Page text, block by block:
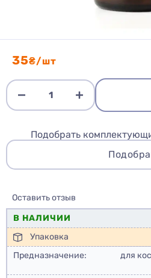
35₴/шт
Подобрать
Оставить отзыв
В НАЛИЧИИ
Упаковка
Предназначение:
для